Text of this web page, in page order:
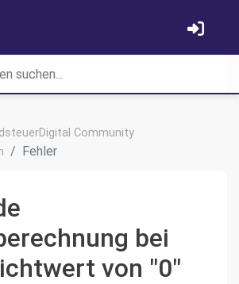
Community
Fehler
bei
von "0"